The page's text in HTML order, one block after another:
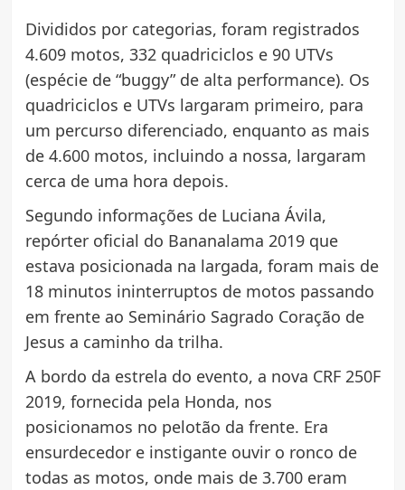
Divididos por categorias, foram registrados
4.609 motos, 332 quadriciclos e 90 UTVs
(espécie de “buggy” de alta performance). Os
quadriciclos e UTVs largaram primeiro, para
um percurso diferenciado, enquanto as mais
de 4.600 motos, incluindo a nossa, largaram
cerca de uma hora depois.
Segundo informações de Luciana Ávila,
repórter oficial do Bananalama 2019 que
estava posicionada na largada, foram mais de
18 minutos ininterruptos de motos passando
em frente ao Seminário Sagrado Coração de
Jesus a caminho da trilha.
A bordo da estrela do evento, a nova CRF 250F
2019, fornecida pela Honda, nos
posicionamos no pelotão da frente. Era
ensurdecedor e instigante ouvir o ronco de
todas as motos, onde mais de 3.700 eram